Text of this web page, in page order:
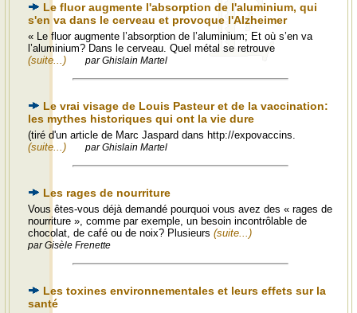
Le fluor augmente l'absorption de l'aluminium, qui
s'en va dans le cerveau et provoque l'Alzheimer
« Le fluor augmente l’absorption de l’aluminium; Et où s’en va
l’aluminium? Dans le cerveau. Quel métal se retrouve
(suite...)
par Ghislain Martel
Le vrai visage de Louis Pasteur et de la vaccination:
les mythes historiques qui ont la vie dure
(tiré d'un article de Marc Jaspard dans http://expovaccins.
(suite...)
par Ghislain Martel
Les rages de nourriture
Vous êtes-vous déjà demandé pourquoi vous avez des « rages de
nourriture », comme par exemple, un besoin incontrôlable de
chocolat, de café ou de noix? Plusieurs (suite...)
par Gisèle Frenette
Les toxines environnementales et leurs effets sur la
santé